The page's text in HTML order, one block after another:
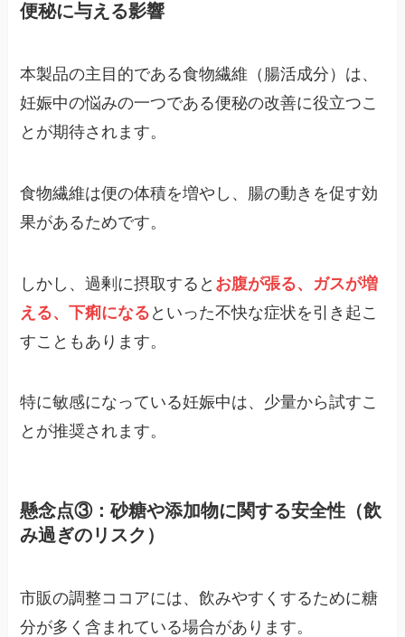
便秘に与える影響
本製品の主目的である食物繊維（腸活成分）は、
妊娠中の悩みの一つである便秘の改善に役立つこ
とが期待されます。
食物繊維は便の体積を増やし、腸の動きを促す効
果があるためです。
しかし、過剰に摂取すると お腹が張る、ガスが増
える、下痢になる といった不快な症状を引き起こ
すこともあります。
特に敏感になっている妊娠中は、少量から試すこ
とが推奨されます。
懸念点③：砂糖や添加物に関する安全性（飲
み過ぎのリスク）
市販の調整ココアには、飲みやすくするために糖
分が多く含まれている場合があります。